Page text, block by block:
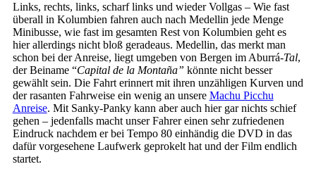
Links, rechts, links, scharf links und wieder Vollgas – Wie fast
überall in Kolumbien fahren auch nach Medellin jede Menge
Minibusse, wie fast im gesamten Rest von Kolumbien geht es
hier allerdings nicht bloß geradeaus. Medellin, das merkt man
schon bei der Anreise, liegt umgeben von Bergen im Aburrá-Tal,
der Beiname “Capital de la Montaña” könnte nicht besser
gewählt sein. Die Fahrt erinnert mit ihren unzähligen Kurven und
der rasanten Fahrweise ein wenig an unsere Machu Picchu
Anreise. Mit Sanky-Panky kann aber auch hier gar nichts schief
gehen – jedenfalls macht unser Fahrer einen sehr zufriedenen
Eindruck nachdem er bei Tempo 80 einhändig die DVD in das
dafür vorgesehene Laufwerk geprokelt hat und der Film endlich
startet.